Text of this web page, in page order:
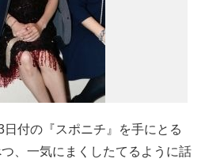
付の『スポニチ』を手にとる
、一気にまくしたてるように話